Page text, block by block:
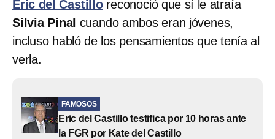
Eric del Castilloreconoció que sí le atraía
Silvia Pinal cuando ambos eran jóvenes,
incluso habló de los pensamientos que tenía al
verla.
FAMOSOS
Eric del Castillo testifica por 10 horas ante
la FGR por Kate del Castillo